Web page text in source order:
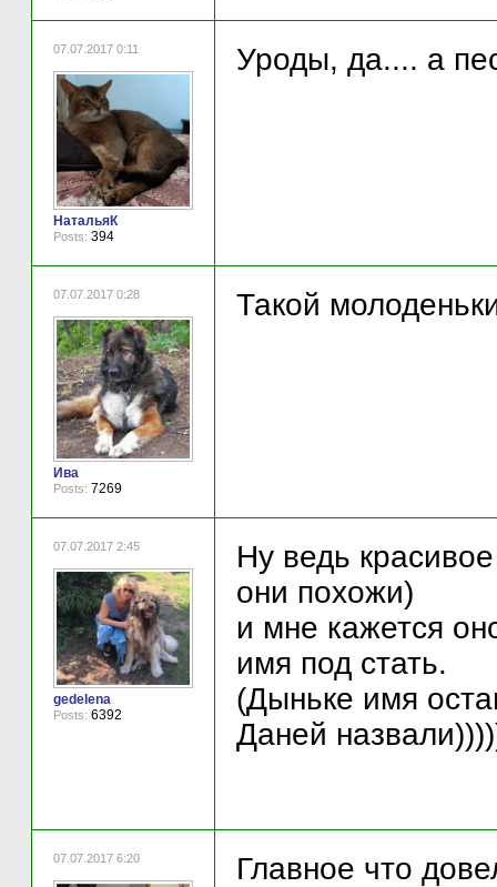
07.07.2017 0:11
НатальяК
Posts: 394
Уроды, да.... а
07.07.2017 0:28
Ива
Posts: 7269
Такой
07.07.2017 2:45
gedelena
Posts: 6392
Ну ведь
они похожи)
и мне кажется
имя под стать.
(Дыньке имя
Даней
07.07.2017 6:20 Главное что